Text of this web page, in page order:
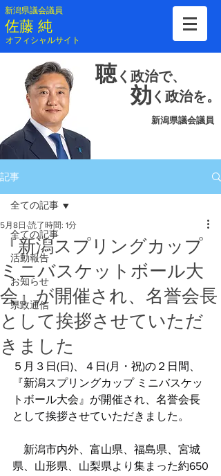
新潟県議会議員
​佐藤 純
​オフィシャルサイト
聴 く 政治で、
効 く 政治を。
新潟県議会議員
記事
全ての記事
活動報告
お知らせ
県政通信
全ての記事
『新潟スプリングカップ
ミニバスケットボール大
会』が開催され、名誉会長
として挨拶させていただ
きました
5月8日 読了時間: 1分
５月３日(日)、４日(月・祝)の２日間、
『新潟スプリングカップ ミニバスケッ
トボール大会』が開催され、名誉会長
として挨拶させていただきました。
新潟市内外、富山県、福島県、宮城
県、山形県、山梨県より集まった約650